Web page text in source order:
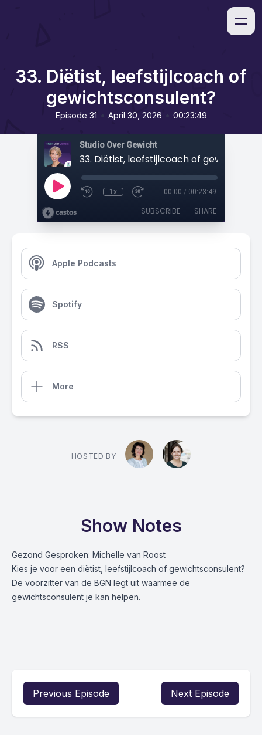
33. Diëtist, leefstijlcoach of
gewichtsconsulent?
Episode 31 April 30, 2026 00:23:49
Studio Over Gewicht
1x 00:00 / 00:23:49
SUBSCRIBE SHARE
Apple Podcasts
Spotify
RSS
More
HOSTED BY
Show Notes
Gezond Gesproken: Michelle van Roost
Kies je voor een diëtist, leefstijlcoach of gewichtsconsulent?
De voorzitter van de BGN legt uit waarmee de
gewichtsconsulent je kan helpen.
Previous Episode Next Episode